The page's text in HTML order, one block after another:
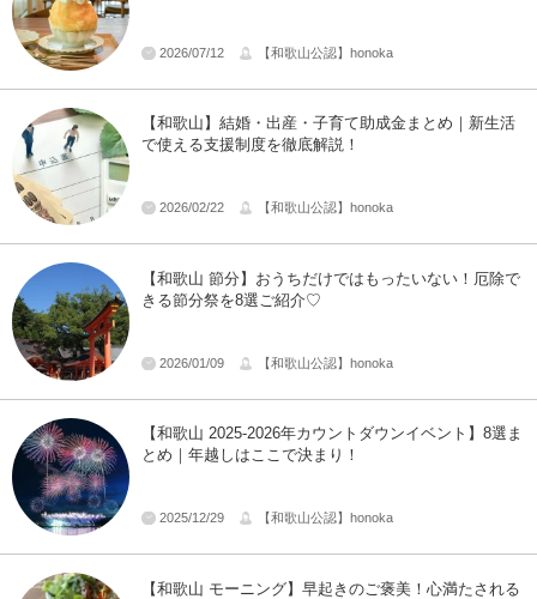
2026/07/12 【和歌山公認】honoka
【和歌山】結婚・出産・子育て助成金まとめ｜新生活
で使える支援制度を徹底解説！
2026/02/22 【和歌山公認】honoka
【和歌山 節分】おうちだけではもったいない！厄除で
きる節分祭を8選ご紹介♡
2026/01/09 【和歌山公認】honoka
【和歌山 2025‐2026年カウントダウンイベント】8選ま
とめ｜年越しはここで決まり！
2025/12/29 【和歌山公認】honoka
【和歌山 モーニング】早起きのご褒美！心満たされる